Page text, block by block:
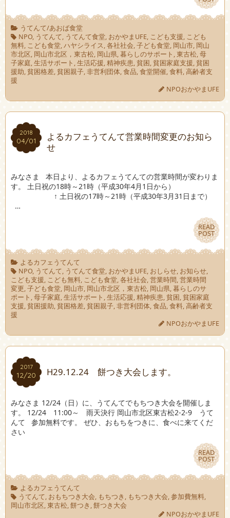
うてんて/あおば食堂
NPO, うてんて, うてんて食堂, おかやまUFE, こども支援, こども
無料, こども食堂,ハヤシライス,各社社会,子ども食堂, 岡山市, 岡山
市北区, 岡山市北区，東古松, 岡山県,暮らしのサポート ,東古松,母
子家庭,生活サポート ,生活応援,精神疾患,貧困,貧困家庭支援,貧困
援助,貧困格差,貧困親子,非営利団体,食品,食堂開催,食料,高齢者支
援
NPOおかやまUFE
2018
04/01
2018
04/01
よるカフェうてんて営業時間変更のお知ら
せ
みなさま 本日より、よるカフェうてんての営業時間が変わりま
す。 土日祝の18時～21時（平成30年4月1日から）
↑ 土日祝の17時～21時（平成30年3月31日まで）
…
READ
POST
READ
POST
よるカフェうてんて
NPO, うてんて, うてんて食堂, おかやまUFE, おしらせ, お知らせ,
こども支援, こども無料, こども食堂,各社社会,営業時間,営業時間
変更,子ども食堂, 岡山市, 岡山市北区，東古松, 岡山県,暮らしのサ
ポート ,母子家庭,生活サポート ,生活応援,精神疾患,貧困,貧困家庭
支援,貧困援助,貧困格差,貧困親子,非営利団体,食品,食料,高齢者支
援
NPOおかやまUFE
2017
12/20
2017
12/20 H29.12.24 餅つき大会します。
みなさま 12/24（日）に、うてんてでもちつき大会を開催しま
す。 12/24 11:00～ 雨天決行 岡山市北区東古松2-2-9 うて
んて 参加無料です。 ぜひ、おもちをつきに、食べに来てくだ
さい
READ
POST
READ
POST
よるカフェうてんて
うてんて, おもちつき大会, もちつき , もちつき大会,参加費無料,
岡山市北区,東古松,餅つき ,餅つき大会
NPOおかやまUFE